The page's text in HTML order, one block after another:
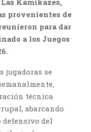
Kamikazes,
provenientes de
para dar
a los Juegos
jugadoras se
técnica
abarcando
defensivo del